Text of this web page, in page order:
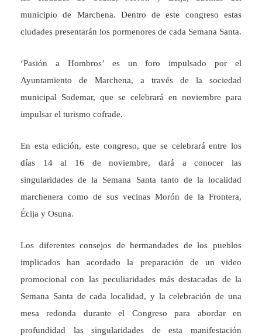
municipio de Marchena. Dentro de este congreso estas
ciudades presentarán los pormenores de cada Semana Santa.
‘Pasión a Hombros’ es un foro impulsado por el
Ayuntamiento de Marchena, a través de la sociedad
municipal Sodemar, que se celebrará en noviembre para
impulsar el turismo cofrade.
En esta edición, este congreso, que se celebrará entre los
días 14 al 16 de noviembre, dará a conocer las
singularidades de la Semana Santa tanto de la localidad
marchenera como de sus vecinas Morón de la Frontera,
Écija y Osuna.
Los diferentes consejos de hermandades de los pueblos
implicados han acordado la preparación de un video
promocional con las peculiaridades más destacadas de la
Semana Santa de cada localidad, y la celebración de una
mesa redonda durante el Congreso para abordar en
profundidad las singularidades de esta manifestación